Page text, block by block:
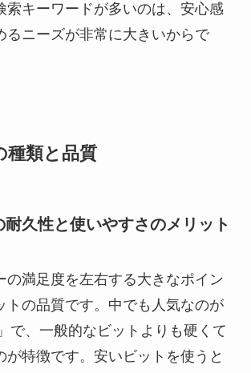
索キーワードが多いのは、安心感
るニーズが非常に大きいからで
種類と品質
久性と使いやすさのメリット
の満足度を左右する大きなポイン
トの品質です。中でも人気なのが
で、一般的なビットよりも硬くて
が特徴です。安いビットを使うと